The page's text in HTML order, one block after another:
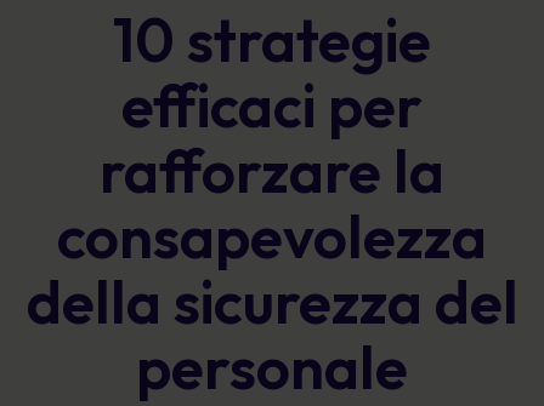
10 strategie
efficaci per
rafforzare la
consapevolezza
della sicurezza del
personale